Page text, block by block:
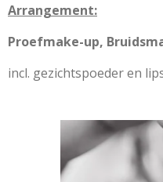
Arrangement:
Proefmake-up,
incl. gezichtspoeder en